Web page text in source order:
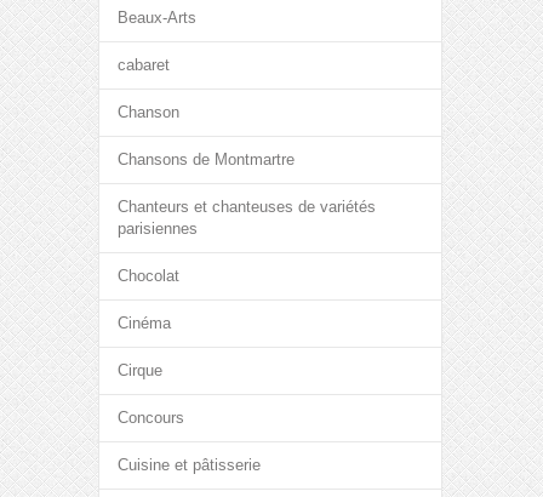
Beaux-Arts
cabaret
Chanson
Chansons de Montmartre
Chanteurs et chanteuses de variétés
parisiennes
Chocolat
Cinéma
Cirque
Concours
Cuisine et pâtisserie